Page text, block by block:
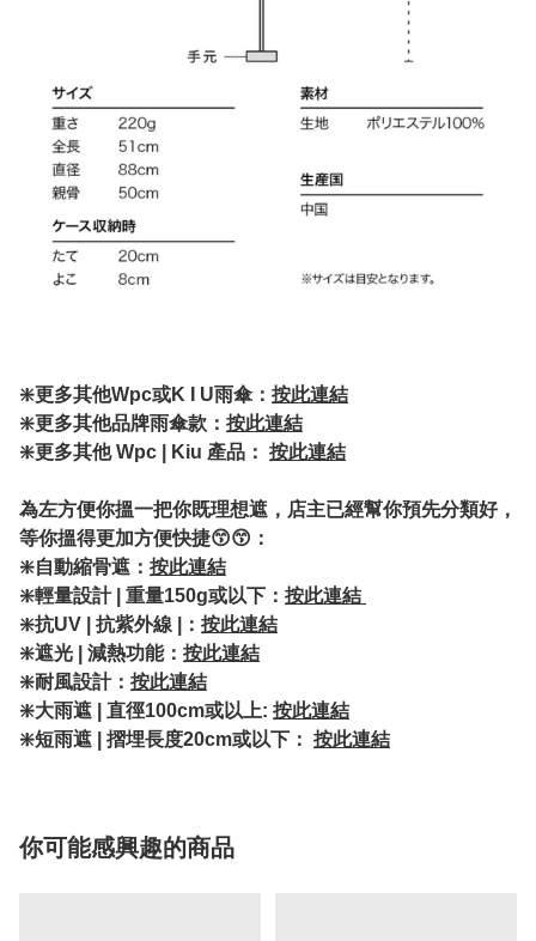
❇️更多其他Wpc或K I U雨傘： 按此連結
❇️更多其他品牌雨傘款： 按此連結
❇️更多其他 Wpc | Kiu 產品： 按此連結
為左方便你搵一把你既理想遮，店主已經幫你預先分類好，
等你搵得更加方便快捷😙😙：
❇️自動縮骨遮： 按此連結
❇️輕量設計 | 重量150g或以下： 按此連結
❇️抗UV | 抗紫外線 |： 按此連結
❇️遮光 | 減熱功能： 按此連結
❇️耐風設計： 按此連結
❇️大雨遮 | 直徑100cm或以上: 按此連結
❇️短雨遮 | 摺埋長度20cm或以下： 按此連結
你可能感興趣的商品